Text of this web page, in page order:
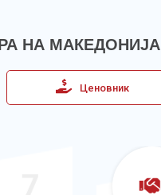
НА МАКЕДОНИЈА
Ценовник
8